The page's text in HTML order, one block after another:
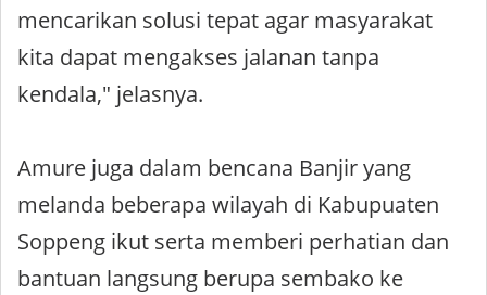
mencarikan solusi tepat agar masyarakat
kita dapat mengakses jalanan tanpa
kendala," jelasnya.
Amure juga dalam bencana Banjir yang
melanda beberapa wilayah di Kabupuaten
Soppeng ikut serta memberi perhatian dan
bantuan langsung berupa sembako ke